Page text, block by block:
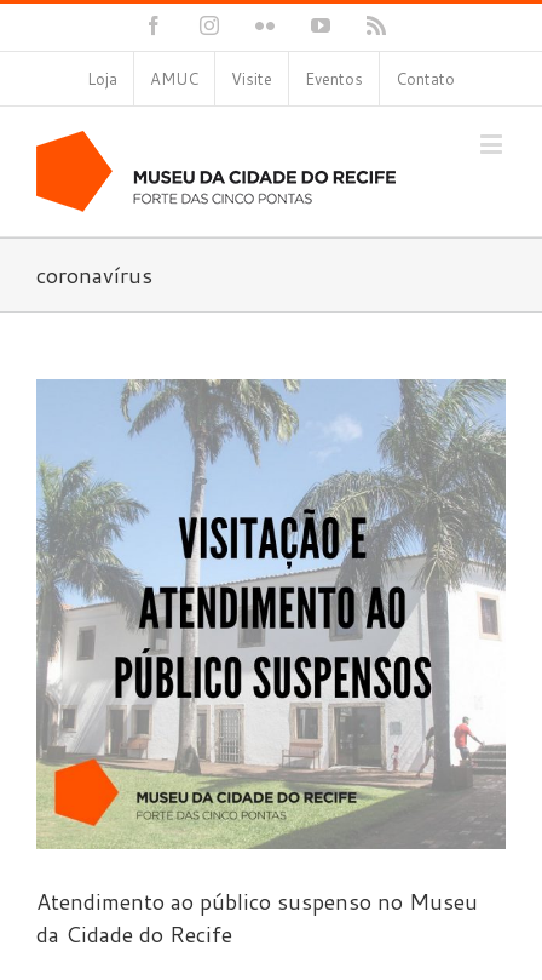
FacebookInstagramFlickr YouTube
Loja AMUC Visite Eventos Contato
coronavírus
Atendimento ao público suspenso no Museu
da Cidade do Recife